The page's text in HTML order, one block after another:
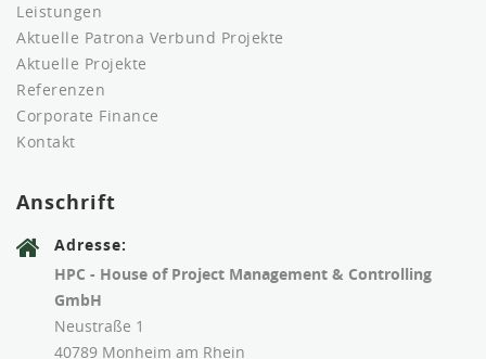
Leistungen
Aktuelle Patrona Verbund Projekte
Aktuelle Projekte
Referenzen
Corporate Finance
Kontakt
Anschrift
Adresse:
HPC - House of Project Management & Controlling
GmbH
Neustraße 1
40789 Monheim am Rhein